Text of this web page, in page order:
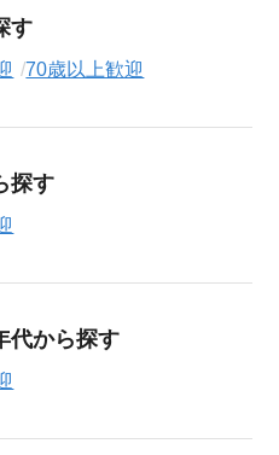
す
70歳以上歓迎
探す
代から探す